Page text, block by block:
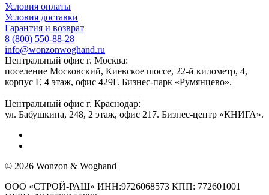
Условия оплаты
Условия доставки
Гарантия и возврат
8 (800) 550-88-28
info@wonzonwoghand.ru
Центральный офис г. Москва:
поселение Московский, Киевское шоссе, 22-й километр, 4,
корпус Г, 4 этаж, офис 429Г. Бизнес-парк «Румянцево».
Центральный офис г. Краснодар:
ул. Бабушкина, 248, 2 этаж, офис 217. Бизнес-центр «КНИГА».
© 2026 Wonzon & Woghand
ООО «СТРОЙ-РАШ» ИНН:9726068573 КПП: 772601001